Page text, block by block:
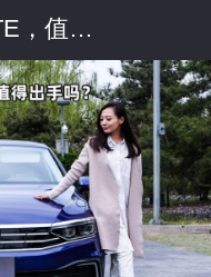
实测大众迈腾GTE，值得出手吗？